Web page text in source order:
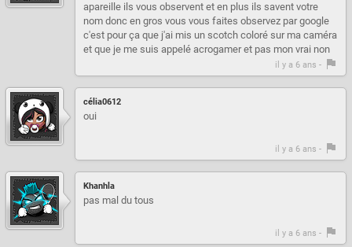
apareille ils vous observent et en plus ils savent votre
nom donc en gros vous vous faites observez par google
c'est pour ça que j'ai mis un scotch coloré sur ma caméra
et que je me suis appelé acrogamer et pas mon vrai non
il y a 6 ans -
célia0612
oui
il y a 6 ans -
Khanhla
pas mal du tous
il y a 6 ans -